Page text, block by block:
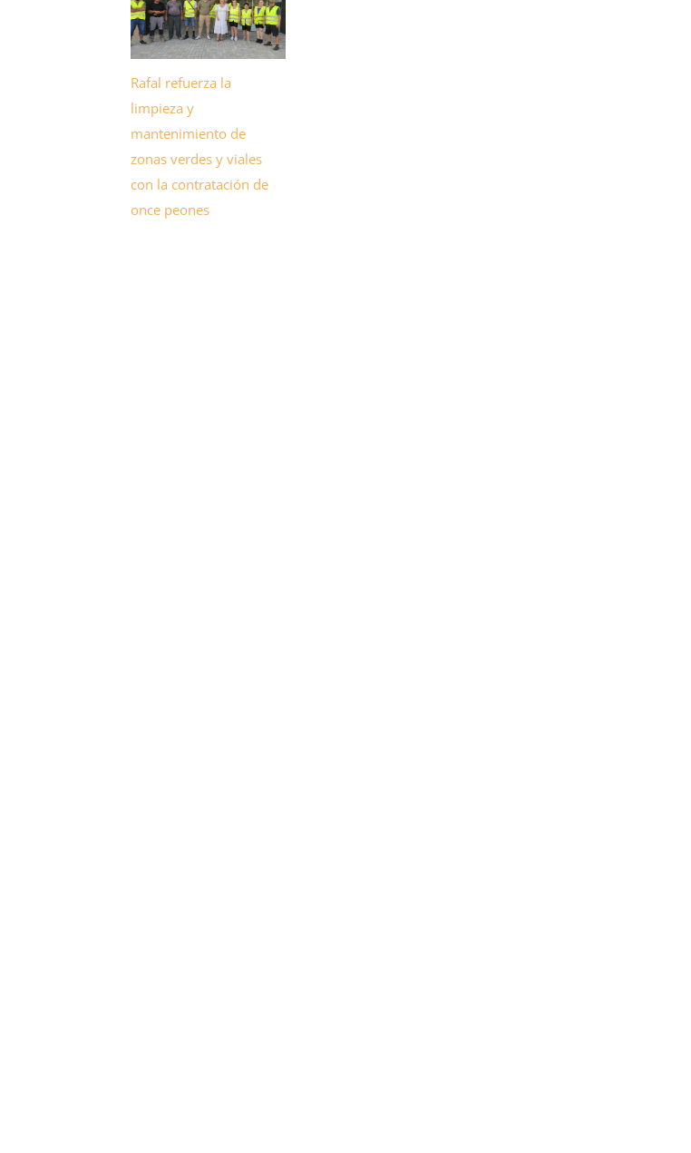
Rafal refuerza la
limpieza y
mantenimiento de
zonas verdes y viales
con la contratación de
once peones